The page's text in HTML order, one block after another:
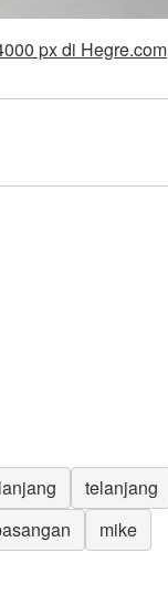
px di Hegre.com
telanjang
mike